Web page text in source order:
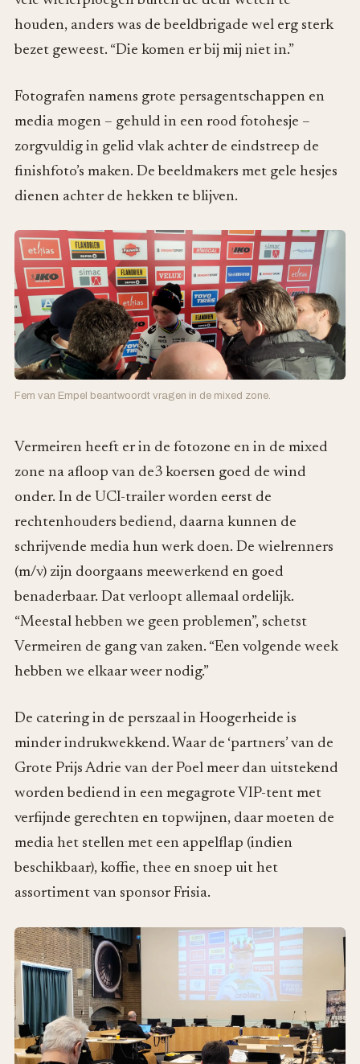
houden, anders was de beeldbrigade wel erg sterk
bezet geweest. “Die komen er bij mij niet in.”
Fotografen namens grote persagentschappen en
media mogen – gehuld in een rood fotohesje –
zorgvuldig in gelid vlak achter de eindstreep de
finishfoto’s maken. De beeldmakers met gele hesjes
dienen achter de hekken te blijven.
Fem van Empel beantwoordt vragen in de mixed zone.
Vermeiren heeft er in de fotozone en in de mixed
zone na afloop van de3 koersen goed de wind
onder. In de UCI-trailer worden eerst de
rechtenhouders bediend, daarna kunnen de
schrijvende media hun werk doen. De wielrenners
(m/v) zijn doorgaans meewerkend en goed
benaderbaar. Dat verloopt allemaal ordelijk.
“Meestal hebben we geen problemen”, schetst
Vermeiren de gang van zaken. “Een volgende week
hebben we elkaar weer nodig.”
De catering in de perszaal in Hoogerheide is
minder indrukwekkend. Waar de ‘partners’ van de
Grote Prijs Adrie van der Poel meer dan uitstekend
worden bediend in een megagrote VIP-tent met
verfijnde gerechten en topwijnen, daar moeten de
media het stellen met een appelflap (indien
beschikbaar), koffie, thee en snoep uit het
assortiment van sponsor Frisia.